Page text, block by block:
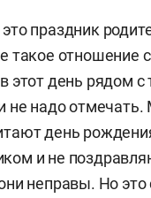
праздник
такое отношение
этот день рядом с
не надо
день
и не
неправы. Но это